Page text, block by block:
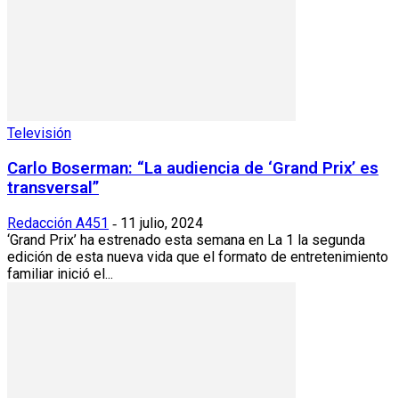
Televisión
Carlo Boserman: “La audiencia de ‘Grand Prix’ es
transversal”
Redacción A451 - 11 julio, 2024
‘Grand Prix’ ha estrenado esta semana en La 1 la segunda
edición de esta nueva vida que el formato de entretenimiento
familiar inició el...